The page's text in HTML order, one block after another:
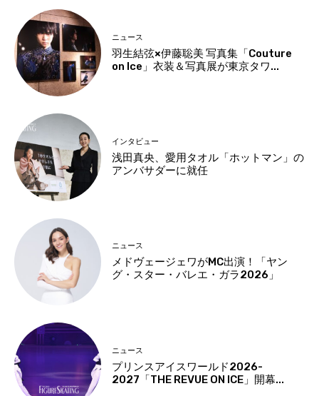
ニュース
羽生結弦×伊藤聡美 写真集「Couture
on Ice」衣装＆写真展が東京タワ...
インタビュー
浅田真央、愛用タオル「ホットマン」の
アンバサダーに就任
ニュース
メドヴェージェワがMC出演！「ヤン
グ・スター・バレエ・ガラ2026」
ニュース
プリンスアイスワールド2026-
2027「THE REVUE ON ICE」開幕...